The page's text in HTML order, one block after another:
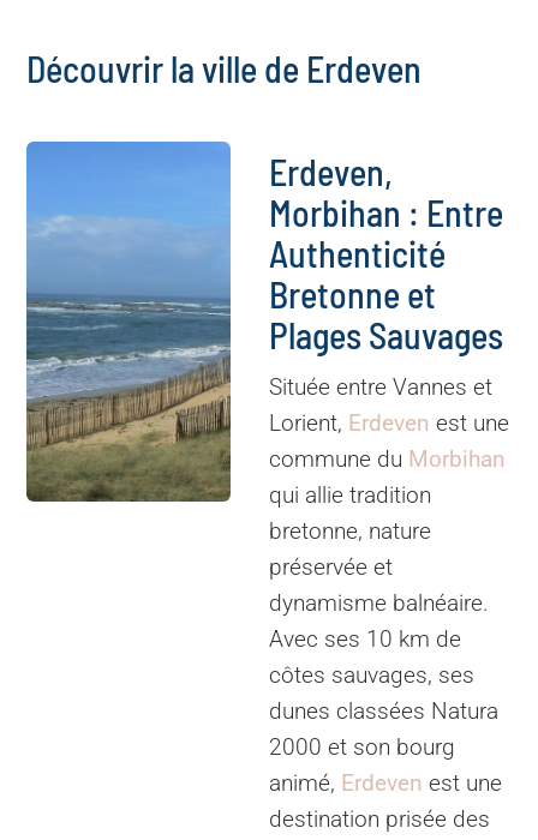
Découvrir la ville de Erdeven
Erdeven,
Morbihan : Entre
Authenticité
Bretonne et
Plages Sauvages
Située entre Vannes et
Lorient, Erdeven est une
commune du Morbihan
qui allie tradition
bretonne, nature
préservée et
dynamisme balnéaire.
Avec ses 10 km de
côtes sauvages, ses
dunes classées Natura
2000 et son bourg
animé, Erdeven est une
destination prisée des